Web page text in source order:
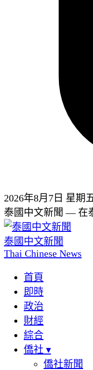
2026年8月7日 星期
泰國中文新聞 — 在
泰國中文新聞
Thai Chinese News
首頁
即時
政治
財經
綜合
僑社 ▾
僑社新聞